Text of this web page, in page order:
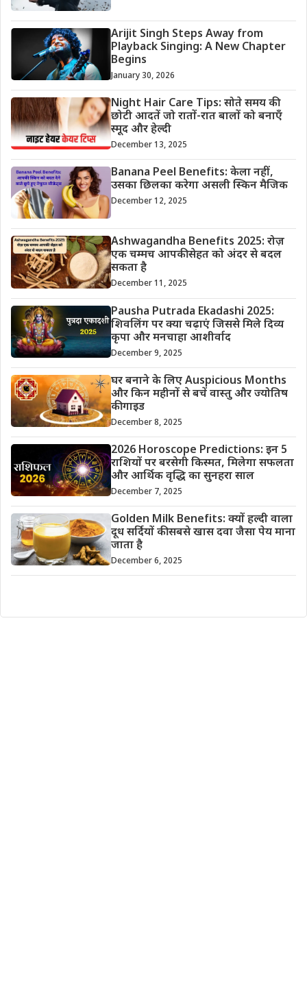
Arijit Singh Steps Away from
Playback Singing: A New Chapter
Begins
January 30, 2026
Night Hair Care Tips: सोते समय की
छोटी आदतें जो रातों-रात बालों को बनाएँ
स्मूद और हेल्दी
December 13, 2025
Banana Peel Benefits: केला नहीं,
उसका छिलका करेगा असली स्किन मैजिक
December 12, 2025
Ashwagandha Benefits 2025: रोज़
एक चम्मच आपकी सेहत को अंदर से बदल
सकता है
December 11, 2025
Pausha Putrada Ekadashi 2025:
शिवलिंग पर क्या चढ़ाएं जिससे मिले दिव्य
कृपा और मनचाहा आशीर्वाद
December 9, 2025
घर बनाने के लिए Auspicious Months
और किन महीनों से बचें वास्तु और ज्योतिष
की गाइड
December 8, 2025
2026 Horoscope Predictions: इन 5
राशियों पर बरसेगी किस्मत, मिलेगा सफलता
और आर्थिक वृद्धि का सुनहरा साल
December 7, 2025
Golden Milk Benefits: क्यों हल्दी वाला
दूध सर्दियों की सबसे खास दवा जैसा पेय माना
जाता है
December 6, 2025